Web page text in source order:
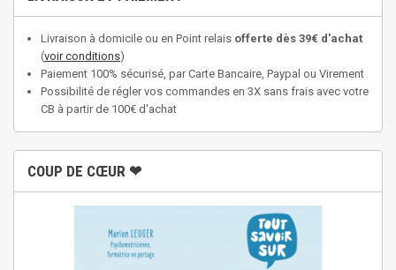
Livraison à domicile ou en Point relais offerte dès 39€ d'achat
(voir conditions)
Paiement 100% sécurisé, par Carte Bancaire, Paypal ou Virement
Possibilité de régler vos commandes en 3X sans frais avec votre
CB à partir de 100€ d'achat
COUP DE CŒUR ❤